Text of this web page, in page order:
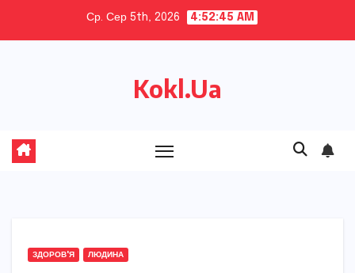
Ср. Сер 5th, 2026 4:52:46 AM
Kokl.Ua
ЗДОРОВ'Я ЛЮДИНА